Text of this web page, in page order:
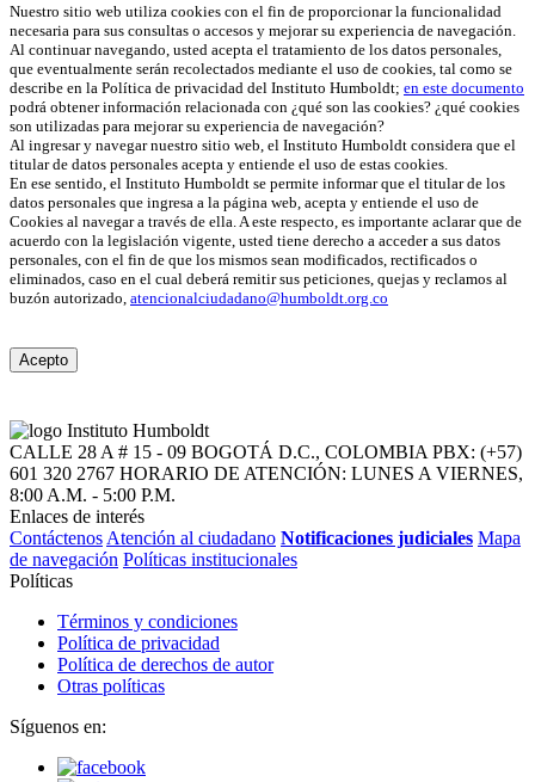
Nuestro sitio web utiliza cookies con el fin de proporcionar la funcionalidad
necesaria para sus consultas o accesos y mejorar su experiencia de navegación.
Al continuar navegando, usted acepta el tratamiento de los datos personales,
que eventualmente serán recolectados mediante el uso de cookies, tal como se
describe en la Política de privacidad del Instituto Humboldt; en este documento
podrá obtener información relacionada con ¿qué son las cookies? ¿qué cookies
son utilizadas para mejorar su experiencia de navegación?
Al ingresar y navegar nuestro sitio web, el Instituto Humboldt considera que el
titular de datos personales acepta y entiende el uso de estas cookies.
En ese sentido, el Instituto Humboldt se permite informar que el titular de los
datos personales que ingresa a la página web, acepta y entiende el uso de
Cookies al navegar a través de ella. A este respecto, es importante aclarar que de
acuerdo con la legislación vigente, usted tiene derecho a acceder a sus datos
personales, con el fin de que los mismos sean modificados, rectificados o
eliminados, caso en el cual deberá remitir sus peticiones, quejas y reclamos al
buzón autorizado, atencionalciudadano@humboldt.org.co
Acepto
CALLE 28 A # 15 - 09 BOGOTÁ D.C., COLOMBIA PBX: (+57)
601 320 2767 HORARIO DE ATENCIÓN: LUNES A VIERNES,
8:00 A.M. - 5:00 P.M.
Enlaces de interés
Contáctenos Atención al ciudadano Notificaciones judiciales Mapa
de navegación Políticas institucionales
Políticas
Términos y condiciones
Política de privacidad
Política de derechos de autor
Otras políticas
Síguenos en: